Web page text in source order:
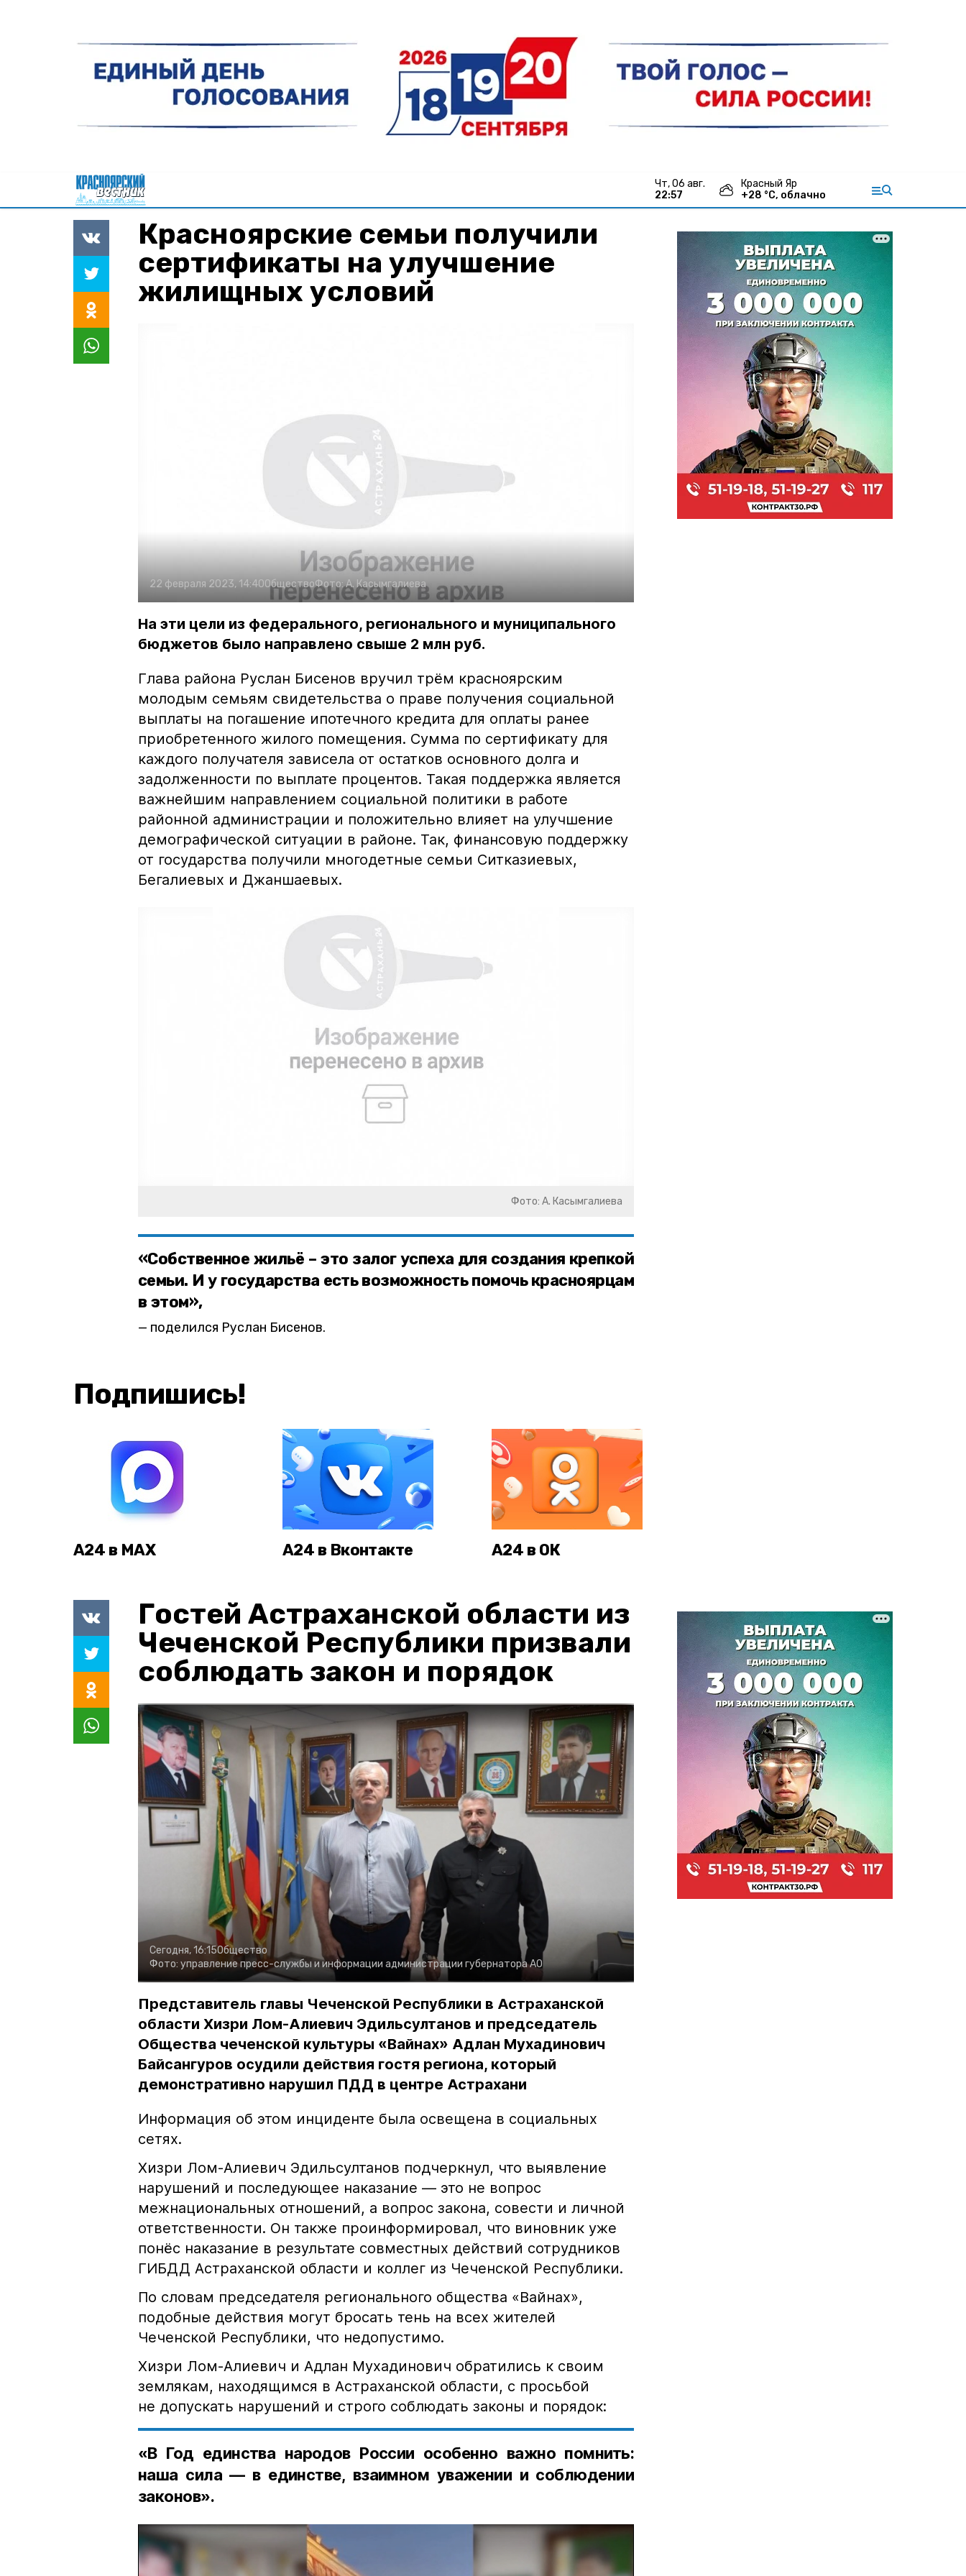
чт, 06 авг.
22:57
Красный Яр
+28 °С, облачно
Красноярские семьи получили
сертификаты на улучшение
жилищных условий
22 февраля 2023, 14:40ОбществоФото:А. Касымгалиева
На эти цели из федерального, регионального и муниципального
бюджетов было направлено свыше 2 млн руб.
Глава района Руслан Бисенов вручил трём красноярским
молодым семьям свидетельства о праве получения социальной
выплаты на погашение ипотечного кредита для оплаты ранее
приобретенного жилого помещения. Сумма по сертификату для
каждого получателя зависела от остатков основного долга и
задолженности по выплате процентов. Такая поддержка является
важнейшим направлением социальной политики в работе
районной администрации и положительно влияет на улучшение
демографической ситуации в районе. Так, финансовую поддержку
от государства получили многодетные семьи Ситказиевых,
Бегалиевых и Джаншаевых.
Фото: А. Касымгалиева
«Собственное жильё – это залог успеха для создания крепкой
семьи. И у государства есть возможность помочь красноярцам
в этом»,
поделился Руслан Бисенов.
Подпишись!
А24 в MAX А24 в Вконтакте А24 в ОК
Гостей Астраханской области из
Чеченской Республики призвали
соблюдать закон и порядок
Сегодня, 16:15Общество
Фото: управление пресс-службы и информации администрации губернатора АО
Представитель главы Чеченской Республики в Астраханской
области Хизри Лом-Алиевич Эдильсултанов и председатель
Общества чеченской культуры «Вайнах» Адлан Мухадинович
Байсангуров осудили действия гостя региона, который
демонстративно нарушил ПДД в центре Астрахани
Информация об этом инциденте была освещена в социальных
сетях.
Хизри Лом-Алиевич Эдильсултанов подчеркнул, что выявление
нарушений и последующее наказание — это не вопрос
межнациональных отношений, а вопрос закона, совести и личной
ответственности. Он также проинформировал, что виновник уже
понёс наказание в результате совместных действий сотрудников
ГИБДД Астраханской области и коллег из Чеченской Республики.
По словам председателя регионального общества «Вайнах»,
подобные действия могут бросать тень на всех жителей
Чеченской Республики, что недопустимо.
Хизри Лом-Алиевич и Адлан Мухадинович обратились к своим
землякам, находящимся в Астраханской области, с просьбой
не допускать нарушений и строго соблюдать законы и порядок:
«В Год единства народов России особенно важно помнить:
наша сила — в единстве, взаимном уважении и соблюдении
законов».